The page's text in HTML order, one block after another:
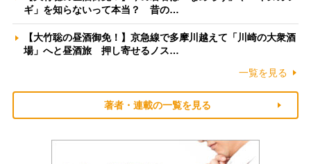
ギ」を知らないって本当？ 昔の…
【大竹聡の昼酒御免！】京急線で多摩川越えて「川崎の大衆酒
場」へと昼酒旅 押し寄せるノス…
一覧を見る
著者・連載の一覧を見る